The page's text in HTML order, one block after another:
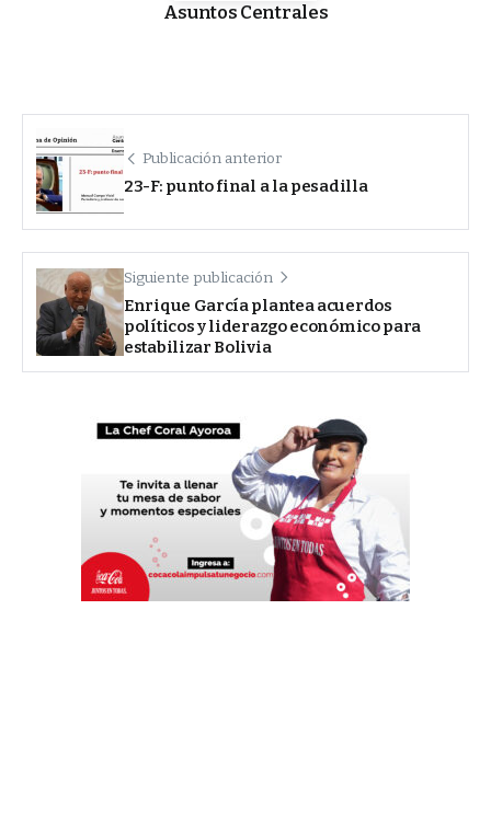
Asuntos Centrales
Publicación anterior
23-F: punto final a la pesadilla
Siguiente publicación
Enrique García plantea acuerdos
políticos y liderazgo económico para
estabilizar Bolivia